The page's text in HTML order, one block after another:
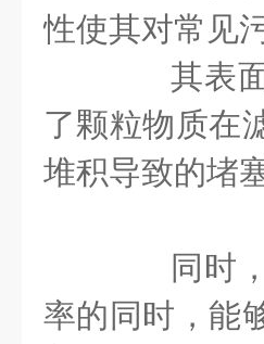
性使其对常见
其表面
了颗粒物质在
堆积导致的堵
同时，
率的同时，能